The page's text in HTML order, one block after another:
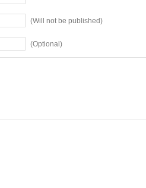
(Will not be published)
(Optional)